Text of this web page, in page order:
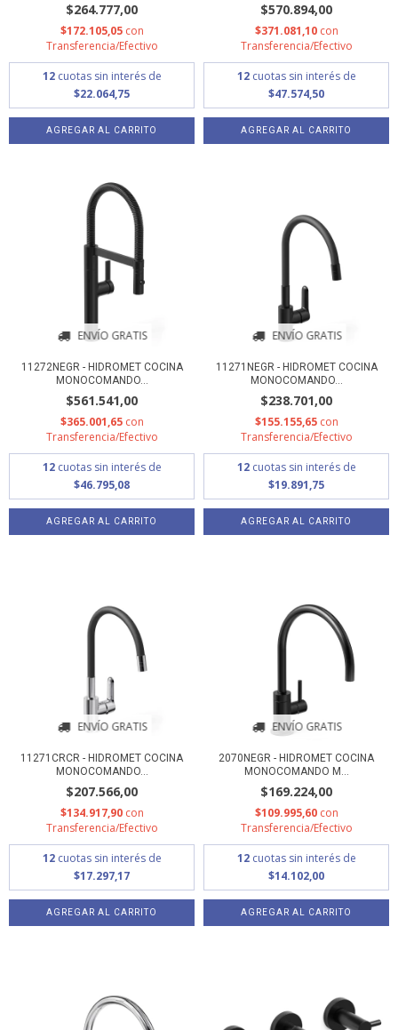
$264.777,00
$172.105,05 con
Transferencia/Efectivo
12 cuotas sin interés de
$22.064,75
$570.894,00
$371.081,10 con
Transferencia/Efectivo
12 cuotas sin interés de
$47.574,50
ENVÍO GRATIS
11272NEGR - HIDROMET COCINA
MONOCOMANDO...
$561.541,00
$365.001,65 con
Transferencia/Efectivo
12 cuotas sin interés de
$46.795,08
ENVÍO GRATIS
11271NEGR - HIDROMET COCINA
MONOCOMANDO...
$238.701,00
$155.155,65 con
Transferencia/Efectivo
12 cuotas sin interés de
$19.891,75
ENVÍO GRATIS
11271CRCR - HIDROMET COCINA
MONOCOMANDO...
$207.566,00
$134.917,90 con
Transferencia/Efectivo
12 cuotas sin interés de
$17.297,17
ENVÍO GRATIS
2070NEGR - HIDROMET COCINA
MONOCOMANDO M...
$169.224,00
$109.995,60 con
Transferencia/Efectivo
12 cuotas sin interés de
$14.102,00